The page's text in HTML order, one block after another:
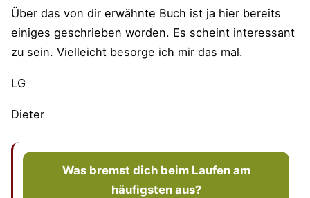
Über das von dir erwähnte Buch ist ja hier bereits
einiges geschrieben worden. Es scheint interessant
zu sein. Vielleicht besorge ich mir das mal.
LG
Dieter
Was bremst dich beim Laufen am
häufigsten aus?